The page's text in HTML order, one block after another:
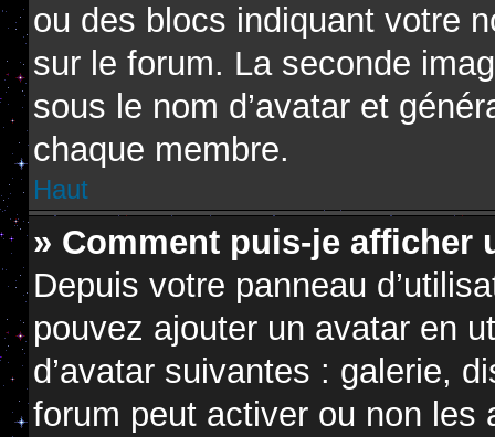
ou des blocs indiquant votre
sur le forum. La seconde
sous le nom d’avatar et
chaque membre.
Haut
» Comment puis-je afficher
Depuis votre panneau
pouvez ajouter un avatar en
d’avatar suivantes : galerie,
forum peut activer ou non les